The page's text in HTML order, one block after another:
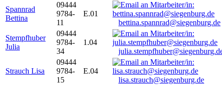
Spannrad
Bettina
09444
9784-
11
E.01
bettina.spannrad@siegenburg.de
Stempfhuber
Julia
09444
9784-
34
1.04
Strauch Lisa
09444
9784-
15
E.04
lisa.strauch@siegenburg.de